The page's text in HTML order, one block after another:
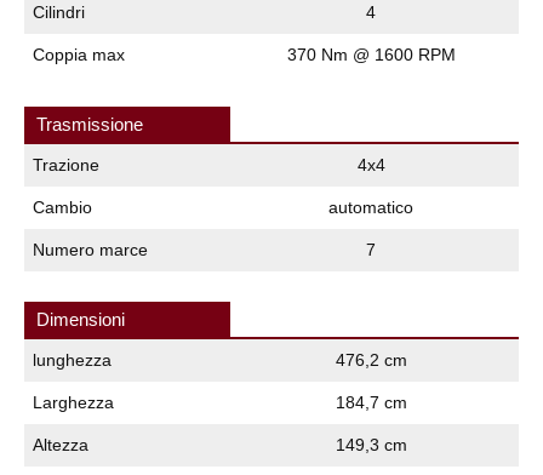
Cilindri 4
Coppia max 370 Nm @ 1600 RPM
Trasmissione
Trazione 4x4
Cambio automatico
Numero marce 7
Dimensioni
lunghezza 476,2 cm
Larghezza 184,7 cm
Altezza 149,3 cm